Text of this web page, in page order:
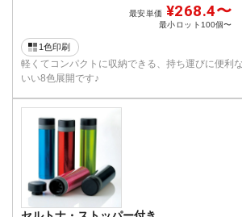
最安単価 ¥268.4〜
最小ロット 100個〜
1色印刷
軽くてコンパクトに収納できる、持ち運びに便利
いい8色展開です♪